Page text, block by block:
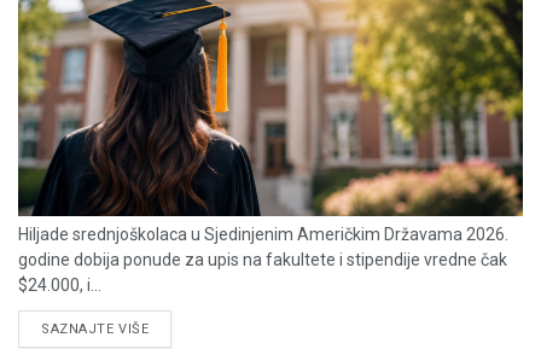
Hiljade srednjoškolaca u Sjedinjenim Američkim Državama 2026.
godine dobija ponude za upis na fakultete i stipendije vredne čak
$24.000, i...
SAZNAJTE VIŠEDETAILS